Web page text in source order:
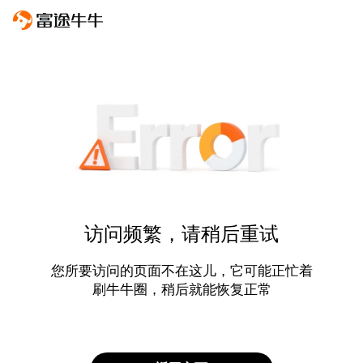
访问频繁，请稍后重试
您所要访问的页面不在这儿，它可能正忙着
刷牛牛圈，稍后就能恢复正常